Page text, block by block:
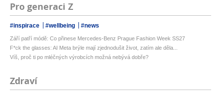
Pro generaci Z
#inspirace #wellbeing #news
Září patří módě: Co přinese Mercedes-Benz Prague Fashion Week SS27
F*ck the glasses: AI Meta brýle mají zjednodušit život, zatím ale děla...
Víš, proč ti po mléčných výrobcích možná nebývá dobře?
Zdraví